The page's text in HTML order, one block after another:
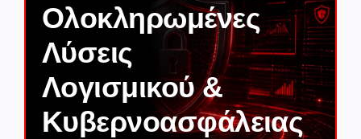
Partners
About Active
Ολοκληρωμένες
Λύσεις
Λογισμικού &
Κυβερνοασφάλειας